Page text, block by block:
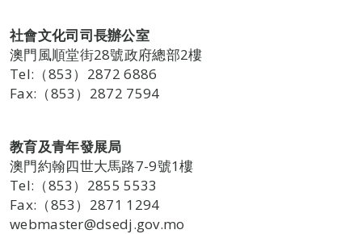
社會文化司司長辦公室
澳門風順堂街28號政府總部2樓
Tel:（853）2872 6886
Fax:（853）2872 7594
教育及青年發展局
澳門約翰四世大馬路7-9號1樓
Tel:（853）2855 5533
Fax:（853）2871 1294
webmaster@dsedj.gov.mo